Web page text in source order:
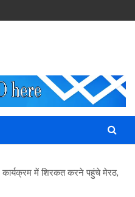
कार्यक्रम में शिरकत करने पहुंचे मेरठ,